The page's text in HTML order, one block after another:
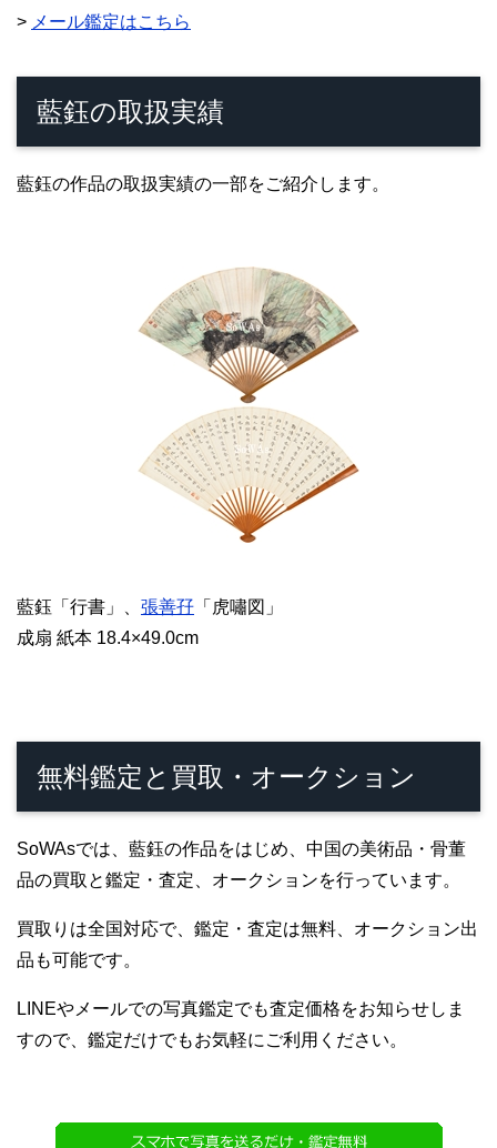
> メール鑑定はこちら
藍鈺の取扱実績
藍鈺の作品の取扱実績の一部をご紹介します。
藍鈺「行書」、 張善孖 「虎嘯図」
成扇 紙本 18.4×49.0cm
無料鑑定と買取・オークション
SoWAsでは、藍鈺の作品をはじめ、中国の美術品・骨董
品の買取と鑑定・査定、オークションを行っています。
買取りは全国対応で、鑑定・査定は無料、オークション出
品も可能です。
LINEやメールでの写真鑑定でも査定価格をお知らせしま
すので、鑑定だけでもお気軽にご利用ください。